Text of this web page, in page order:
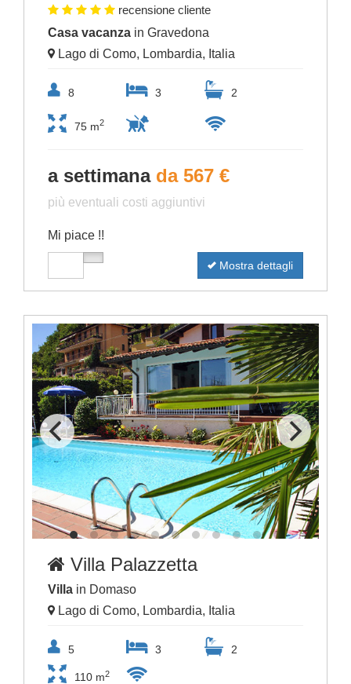
recensione cliente
Casa vacanza in Gravedona
Lago di Como, Lombardia, Italia
8 3 2
75 m2
a settimana da 567 €
più eventuali costi aggiuntivi
Mi piace !!
Mostra dettagli
Villa Palazzetta
Villa in Domaso
Lago di Como, Lombardia, Italia
5 3 2
110 m2